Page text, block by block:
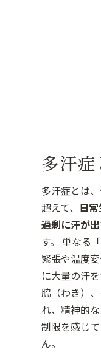
多汗
多汗症とは
超えて、 日
過剰に汗が
す。 単なる
緊張や温度
に大量の汗
脇（わき）
れ、精神的
制限を感じ
ん。